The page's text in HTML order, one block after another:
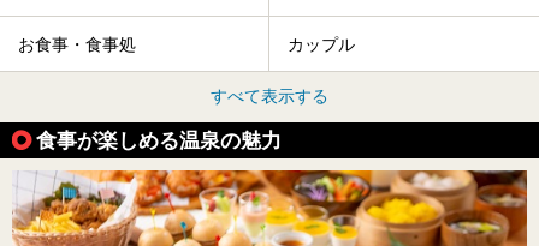
お食事・食事処 カップル
すべて表示する
食事が楽しめる温泉の魅力